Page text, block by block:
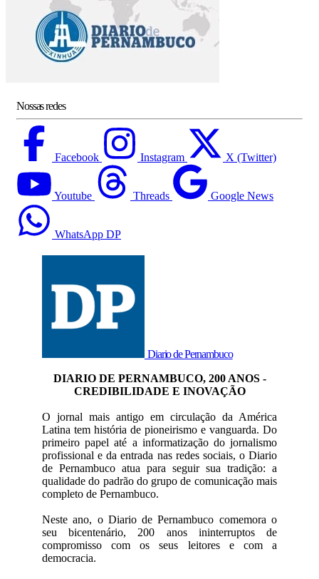
Nossas redes
Facebook Instagram X (Twitter)
Youtube Threads Google News
WhatsApp DP
Diario de Pernambuco
DIARIO DE PERNAMBUCO, 200 ANOS -
CREDIBILIDADE E INOVAÇÃO
O jornal mais antigo em circulação da América
Latina tem história de pioneirismo e vanguarda. Do
primeiro papel até a informatização do jornalismo
profissional e da entrada nas redes sociais, o Diario
de Pernambuco atua para seguir sua tradição: a
qualidade do padrão do grupo de comunicação mais
completo de Pernambuco.
Neste ano, o Diario de Pernambuco comemora o
seu bicentenário, 200 anos ininterruptos de
compromisso com os seus leitores e com a
democracia.